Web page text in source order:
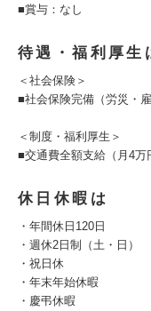
■賞与：なし
待遇・福利厚生
＜社会保険＞
■社会保険完備（労災・
＜制度・福利厚生＞
■交通費全額支給（月4万
休日休暇は
・年間休日120日
・週休2日制（土・日）
・祝日休
・年末年始休暇
・慶弔休暇